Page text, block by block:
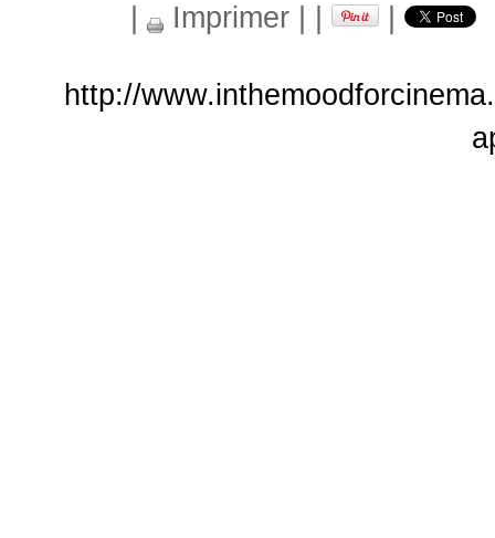
Imprimer
http://